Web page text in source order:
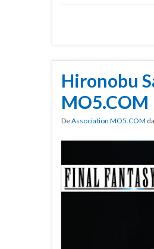
Hironobu
MO5.COM
DeAssociation MO5.COM